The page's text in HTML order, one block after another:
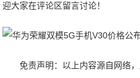
迎大家在评论区留言讨论！
免责声明：以上内容源自网络